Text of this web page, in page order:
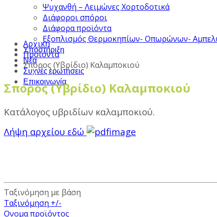
Ψυχανθή – Λειμώνες Χορτοδοτικά
Διάφοροι σπόροι
Διάφορα προϊόντα
Εξοπλισμός Θερμοκηπίων- Οπωρώνων-
Υποστήριξη
Νέα
Συχνές ερωτήσεις
Επικοινωνία
Αρχική
Προϊόντα
Σπόρος (Υβρίδιο) Καλαμποκιού
Σπόρος (Υβρίδιο) Καλαμποκιού
Κατάλογος υβριδίων καλαμποκιού.
Λήψη αρχείου εδώ
Ταξινόμηση με βάση
Ταξινόμηση +/-
Ονομα προϊόντος